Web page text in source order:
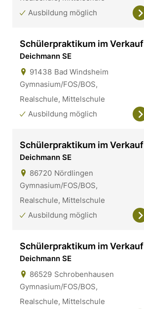
Ausbildung möglich
Schülerpraktikum im Verkauf
Deichmann SE
91438 Bad Windsheim
Gymnasium/FOS/BOS,
Realschule, Mittelschule
Ausbildung möglich
Schülerpraktikum im Verkauf
Deichmann SE
86720 Nördlingen
Gymnasium/FOS/BOS,
Realschule, Mittelschule
Ausbildung möglich
Schülerpraktikum im Verkauf
Deichmann SE
86529 Schrobenhausen
Gymnasium/FOS/BOS,
Realschule, Mittelschule